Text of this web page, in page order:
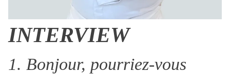
INTERVIEW
1. Bonjour, pourriez-vous